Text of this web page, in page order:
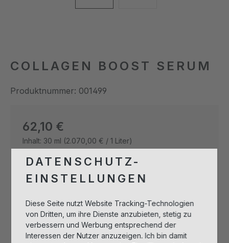
COLLAGEN BOOST SERUM
Produktnummer: 001499
Regulärer Preis:
62,10 €
Inhalt: 30 ml (2.070,00 € / 1 Liter)
Produkt Anzahl: Gib den
In den Warenkorb
DATENSCHUTZ-
EINSTELLUNGEN
Diese Seite nutzt Website Tracking-Technologien
von Dritten, um ihre Dienste anzubieten, stetig zu
verbessern und Werbung entsprechend der
Interessen der Nutzer anzuzeigen. Ich bin damit